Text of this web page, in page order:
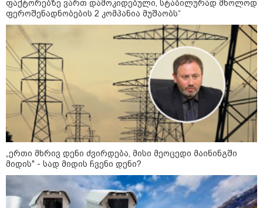
სოციალურ ქსელში?
გიგა ავალიანის დედა
განცხადებას ავრცელებს -
"თეთრად გავათენე, “ფეისბუქში”
ვერ შევედი, თუმცაღა გავიგე,
ცნობილია რა მუხლით დააკავეს
ნია იმნაძე - ამ დრომდე ის
კლინიკაშია: რას ამბობს ექიმი
"მანიაკებო, დამპლებო, შენ არ იცი
რომ ნია არაფერშუაში არაა?!" -
გიგა ავალიანის საქმეზე ნია
იმნაძეს აკავებენ
ფაქტორებზე ვართ დამოკიდებული, სტაბილურად მხოლოდ
ფეროშენადნობების 2 კომპანია მუშაობს“
„ერთი მხრივ დენი ძვირდება, მისი მეოცედი მაინინგში
მიდის" - სად მიდის ჩვენი დენი?